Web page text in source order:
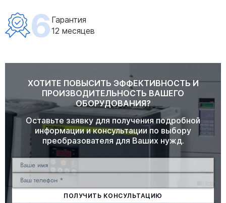
6 Гарантия
12 месяцев
ХОТИТЕ ПОВЫСИТЬ ЭФФЕКТИВНОСТЬ И
ПРОИЗВОДИТЕЛЬНОСТЬ ВАШЕГО
ОБОРУДОВАНИЯ?
Оставьте заявку для получения подробной
информации и консультации по выбору
преобразователя для Ваших нужд.
ПОЛУЧИТЬ КОНСУЛЬТАЦИЮ